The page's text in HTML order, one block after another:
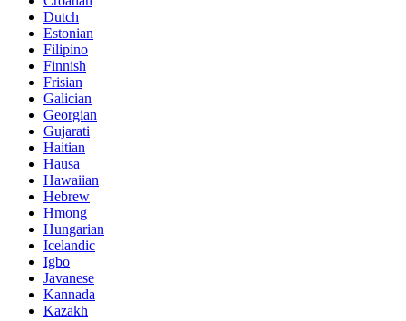
Dutch
Estonian
Filipino
Finnish
Frisian
Galician
Georgian
Gujarati
Haitian
Hausa
Hawaiian
Hebrew
Hmong
Hungarian
Icelandic
Igbo
Javanese
Kannada
Kazakh